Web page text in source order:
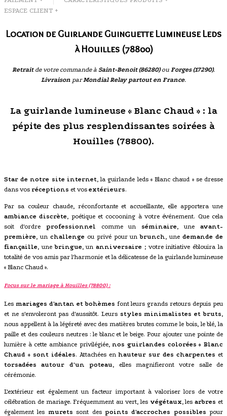
ESPACE CLIENT +
Location de Guirlande Guinguette Lumineuse Leds
à Houilles (78800)
Retraitde votre commande à Saint-Benoit (86280)ou Forges (17290).
Livraison parMondial Relay partout en France.
La guirlande lumineuse « Blanc Chaud » : la
pépite des plus resplendissantes soirées à
Houilles (78800).
Star de notre site internet, la guirlande leds « Blanc chaud » se dresse
dans vos réceptions et vos extérieurs.
Par sa couleur chaude, réconfortante et accueillante, elle apportera une
ambiance discrète , poétique et cocooning à votre événement. Que cela
soit d'ordre professionnel comme un séminaire , uneavant-
première , un challengeou privé pour unbrunch , unedemande de
fiançaille , unebringue, unanniversaire ; votre initiative éblouira la
totalité de vos amis par l'harmonie et la délicatesse de la guirlande lumineuse
« Blanc Chaud ».
Focus sur le mariage à Houilles (78800) :
Les mariages d'antan et bohèmes font leurs grands retours depuis peu
et ne s'envoleront pas d'aussitôt. Leurs styles minimalistes et bruts
nous appellent à la légéreté avec des matières brutes comme le bois, le blé, la
paille et des couleurs neutres : le blanc et le beige. Pour ajouter une pointe de
lumière à cette ambiance privilégiée, nos guirlandes colorées « Blanc
Chaud » sont idéales. Attachées en hauteur sur des charpentes et
torsadées autour d'un poteau , elles magnifieront votre salle de
cérémonie.
L'extérieur est également un facteur important à valoriser lors de votre
célébration de mariage. Fréquemment au vert, les végétaux , lesarbres et
également les murets sont des points d'accroches possibles pour